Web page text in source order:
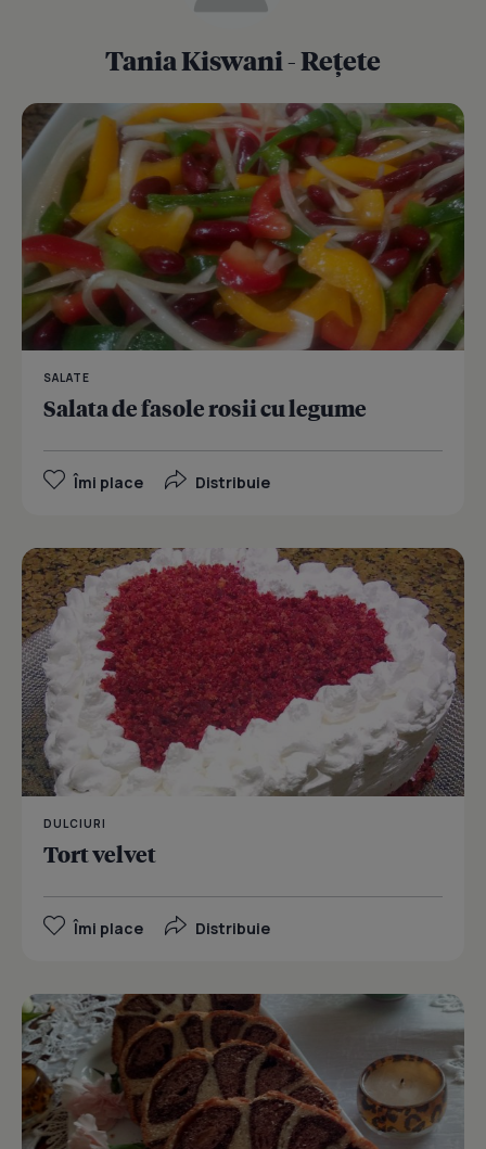
Tania Kiswani - Rețete
SALATE
Salata de fasole rosii cu legume
Îmi place Distribuie
DULCIURI
Tort velvet
Îmi place Distribuie